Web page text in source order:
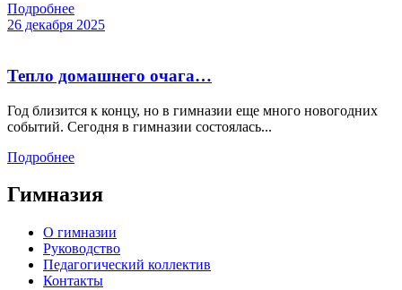
Подробнее
26 декабря 2025
Тепло домашнего очага…
Год близится к концу, но в гимназии еще много новогодних
событий. Сегодня в гимназии состоялась...
Подробнее
Гимназия
О гимназии
Руководство
Педагогический коллектив
Контакты